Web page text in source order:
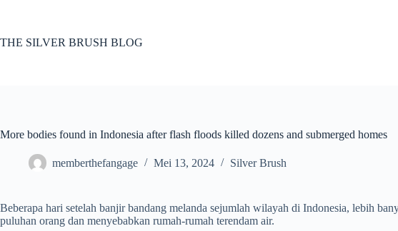
THE SILVER BRUSH BLOG
More bodies found in Indonesia after flash floods killed dozens and submerged homes
memberthefangage Mei 13, 2024 Silver Brush
Beberapa hari setelah banjir bandang melanda sejumlah wilayah di Indonesia, lebih
puluhan orang dan menyebabkan rumah-rumah terendam air.